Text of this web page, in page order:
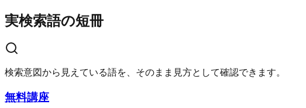
実検索語の短冊
検索意図から見えている語を、そのまま見方として確認できます。
無料講座